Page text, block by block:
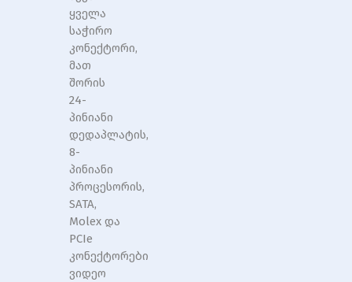
ყველა
საჭირო
კონექტორი,
მათ
შორის
24-
პინიანი
დედაპლატის,
8-
პინიანი
პროცესორის,
SATA,
Molex და
PCIe
კონექტორები
ვიდეო